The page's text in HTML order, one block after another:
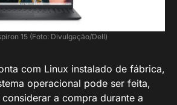
15 (Foto: Divulgação/Dell)
com Linux instalado de fábrica,
operacional pode ser feita,
a compra durante a